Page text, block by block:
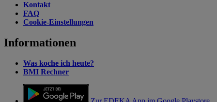
Kontakt
FAQ
Cookie-Einstellungen
Informationen
Was koche ich heute?
BMI Rechner